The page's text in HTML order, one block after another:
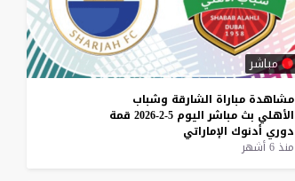
مباشر
مشاهدة مباراة الشارقة وشباب
الأهلي بث مباشر اليوم 5-2-2026
قمة
دوري أدنوك الإماراتي
منذ 6 أشهر